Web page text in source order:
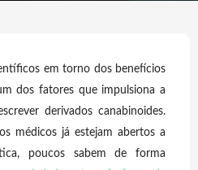
em torno dos benefícios
dos fatores que impulsiona a
derivados canabinoides.
médicos já estejam abertos a
poucos sabem de forma